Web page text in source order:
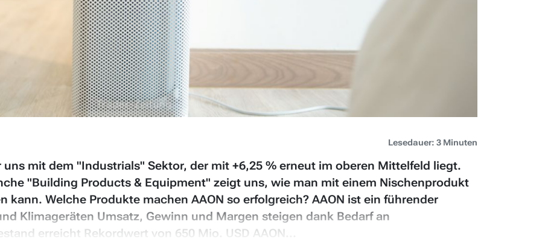
Lesedauer: 3 Minuten
mit dem "Industrials" Sektor, der mit +6,25 % erneut im oberen Mittelfeld liegt.
"Building Products & Equipment" zeigt uns, wie man mit einem Nischenprodukt
kann. Welche Produkte machen AAON so erfolgreich? AAON ist ein führender
Klimageräten Umsatz, Gewinn und Margen steigen dank Bedarf an
erreicht Rekordwert von 650 Mio. USD AAON...